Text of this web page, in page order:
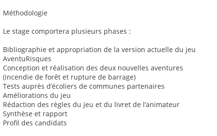
Méthodologie
Le stage comportera plusieurs phases :
Bibliographie et appropriation de la version actuelle du jeu
AventuRisques
Conception et réalisation des deux nouvelles aventures
(incendie de forêt et rupture de barrage)
Tests auprès d’écoliers de communes partenaires
Améliorations du jeu
Rédaction des règles du jeu et du livret de l’animateur
Synthèse et rapport
Profil des candidats